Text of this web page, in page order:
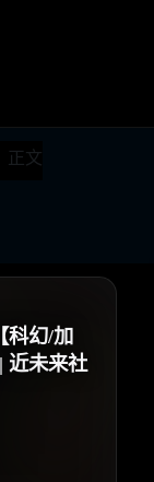
正文
科幻/加
近未来社